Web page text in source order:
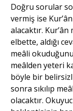
Doğru sorular
vermiş ise
alacaktır.
elbette, aldığı
meâli
meâlden yeteri
böyle bir
sonra sıkılıp
olacaktır.